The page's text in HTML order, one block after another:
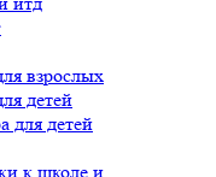
взрослых
детей
для детей
к школе и